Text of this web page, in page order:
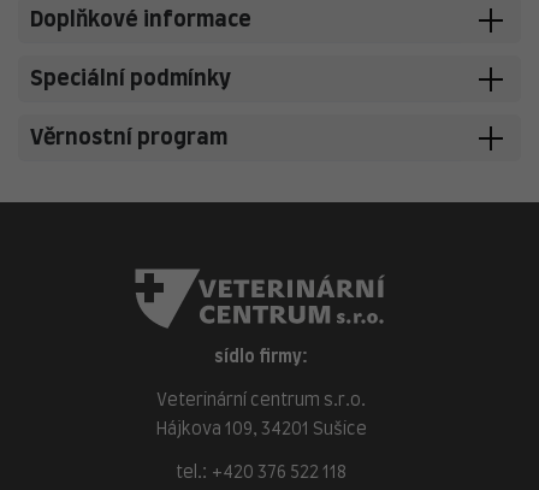
Doplňkové informace
Speciální podmínky
Věrnostní program
sídlo firmy:
Veterinární centrum s.r.o.
Hájkova 109, 34201 Sušice
tel.: +420 376 522 118